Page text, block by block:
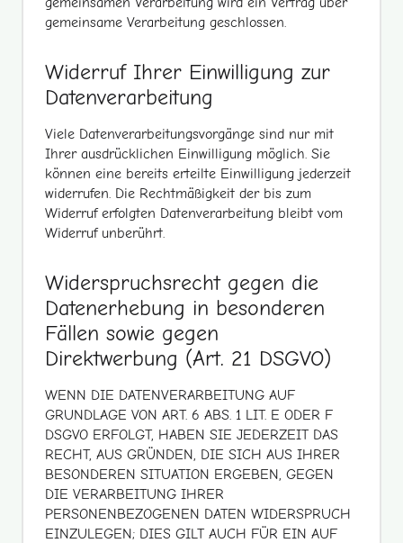
gemeinsame Verarbeitung geschlossen.
Widerruf Ihrer Einwilligung zur
Datenverarbeitung
Viele Datenverarbeitungsvorgänge sind nur mit
Ihrer ausdrücklichen Einwilligung möglich. Sie
können eine bereits erteilte Einwilligung jederzeit
widerrufen. Die Rechtmäßigkeit der bis zum
Widerruf erfolgten Datenverarbeitung bleibt vom
Widerruf unberührt.
Widerspruchsrecht gegen die
Datenerhebung in besonderen
Fällen sowie gegen
Direktwerbung (Art. 21 DSGVO)
WENN DIE DATENVERARBEITUNG AUF
GRUNDLAGE VON ART. 6 ABS. 1 LIT. E ODER F
DSGVO ERFOLGT, HABEN SIE JEDERZEIT DAS
RECHT, AUS GRÜNDEN, DIE SICH AUS IHRER
BESONDEREN SITUATION ERGEBEN, GEGEN
DIE VERARBEITUNG IHRER
PERSONENBEZOGENEN DATEN WIDERSPRUCH
EINZULEGEN; DIES GILT AUCH FÜR EIN AUF